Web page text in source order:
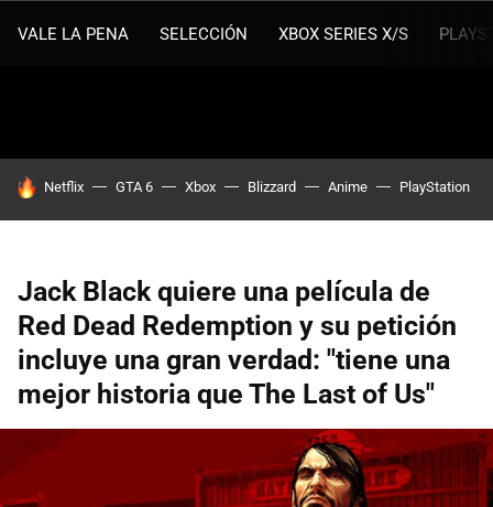
VALE LA PENA SELECCIÓN XBOX SERIES X/S
HOY SE HABLA DE
Netflix GTA 6 Xbox Blizzard Anime PlayStation
Jack Black quiere una película de
Red Dead Redemption y su petición
incluye una gran verdad: "tiene una
mejor historia que The Last of Us"